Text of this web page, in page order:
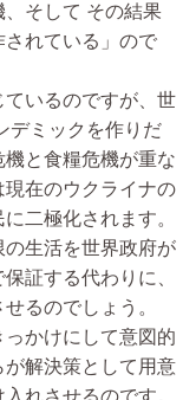
そして その結果
されている」ので
いるのですが、世
デミックを作りだ
と食糧危機が重な
在のウクライナの
二極化されます。
生活を世界政府が
証する代わりに、
るのでしょう。
かけにして意図的
解決策として用意